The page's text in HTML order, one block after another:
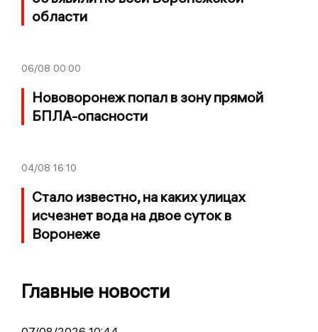
области
06/08 00:00
Нововоронеж попал в зону прямой
БПЛА-опасности
04/08 16:10
Стало известно, на каких улицах
исчезнет вода на двое суток в
Воронеже
Главные новости